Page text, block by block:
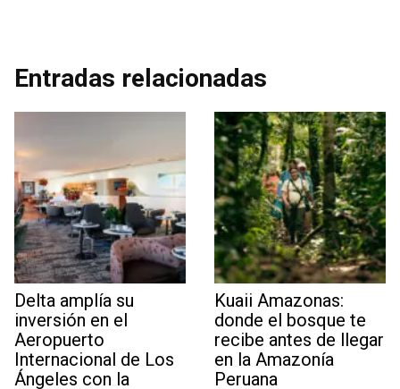
Entradas relacionadas
Delta amplía su
inversión en el
Aeropuerto
Internacional de Los
Ángeles con la
Kuaii Amazonas:
donde el bosque te
recibe antes de llegar
en la Amazonía
Peruana